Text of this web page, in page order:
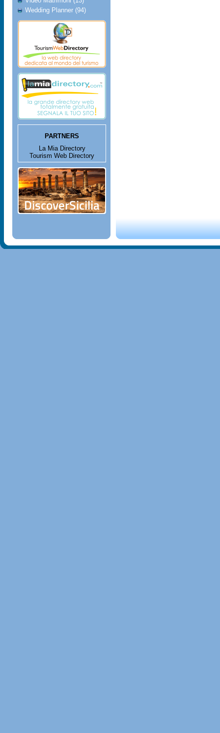
Wedding Planner (94)
PARTNERS
La Mia Directory
Tourism Web Directory